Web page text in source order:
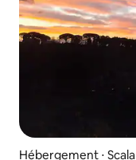
Hébergement ⋅ Scala